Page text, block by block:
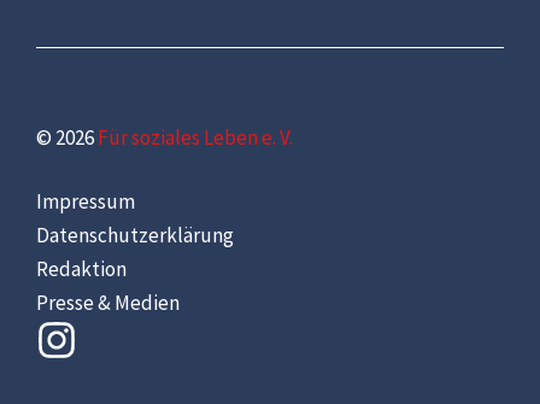
© 2026Für soziales Leben e. V.
Impressum
Datenschutzerklärung
Redaktion
Presse & Medien